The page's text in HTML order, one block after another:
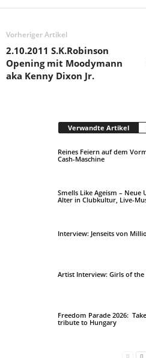
Vorheriger Artikel
2.10.2011 S.K.Robinson
Opening mit Moodymann
aka Kenny Dixon Jr.
Verwandte Artikel
Reines Feiern auf dem
Cash-Maschine
Smells Like Ageism –
Alter in Clubkultur, Live-
Interview: Jenseits von
Artist Interview: Girls of
Freedom Parade 2026:
tribute to Hungary